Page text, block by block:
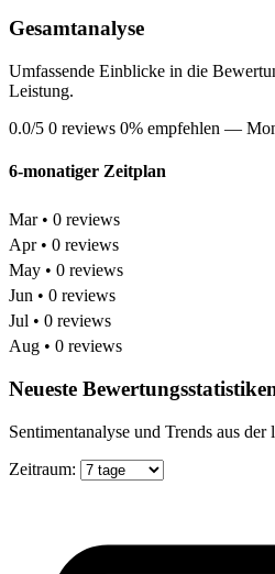
Gesamtanalyse
Umfassende Einblicke in die
Leistung.
0.0/5 0 reviews 0% empfehlen —
6-monatiger Zeitplan
Mar • 0 reviews
Apr • 0 reviews
May • 0 reviews
Jun • 0 reviews
Jul • 0 reviews
Aug • 0 reviews
Neueste
Sentimentanalyse und Trends aus der
Zeitraum: